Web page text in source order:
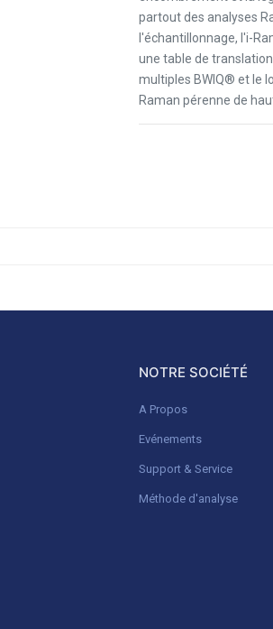
partout des analyses
l'échantillonnage, l'i-
une table de
multiples BWIQ® et le
Raman pérenne de
NOTRE SOCIÉTÉ
A Propos
Evénements
Support & Service
Méthode d'analyse